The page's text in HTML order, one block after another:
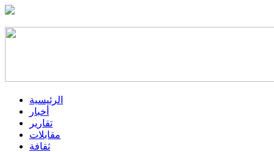
الرئيسية
أخبار
تقارير
مقابلات
ثقافة